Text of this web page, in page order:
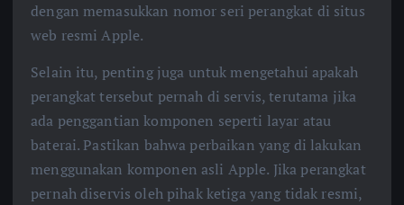
dengan memasukkan nomor seri perangkat di situs
web resmi Apple.
Selain itu, penting juga untuk mengetahui apakah
perangkat tersebut pernah di servis, terutama jika
ada penggantian komponen seperti layar atau
baterai. Pastikan bahwa perbaikan yang di lakukan
menggunakan komponen asli Apple. Jika perangkat
pernah diservis oleh pihak ketiga yang tidak resmi,